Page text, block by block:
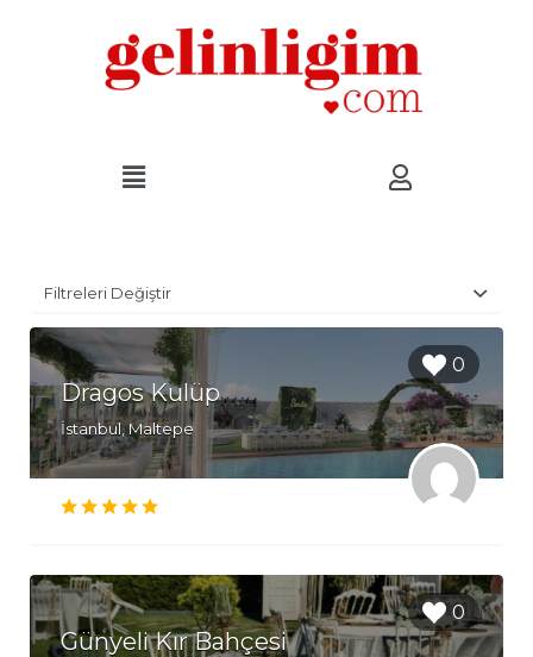
Filtreleri Değiştir
0
Dragos Kulüp
İstanbul, Maltepe
0
Günyeli Kır Bahçesi